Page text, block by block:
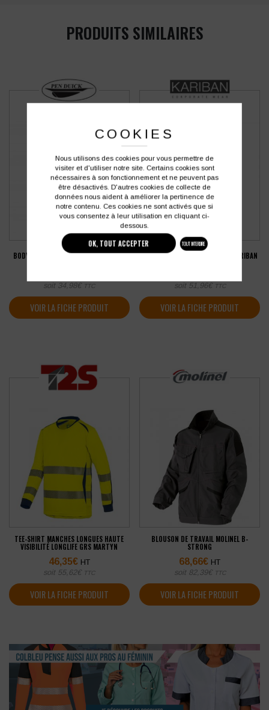
PRODUITS SIMILAIRES
BODYWARMER HOMME PEN DUICK CITY
soit 34,98€ TTC
VOIR LA FICHE PRODUIT
PARKA DOUBLURE MATELASSÉE KARIBAN
soit 51,96€ TTC
VOIR LA FICHE PRODUIT
TEE-SHIRT MANCHES LONGUES HAUTE
VISIBILITÉ LONGLIFE GRS MARTYN
46,35€ HT
soit 55,62€ TTC
VOIR LA FICHE PRODUIT
BLOUSON DE TRAVAIL MOLINEL B-
STRONG
68,66€ HT
soit 82,39€ TTC
VOIR LA FICHE PRODUIT
COOKIES
Nous utilisons des cookies pour vous permettre de
visiter et d'utiliser notre site. Certains cookies sont
nécessaires à son fonctionnement et ne peuvent pas
être désactivés. D'autres cookies de collecte de
données nous aident à améliorer la pertinence de
notre contenu. Ces cookies ne sont activés que si
vous consentez à leur utilisation en cliquant ci-
dessous.
OK, TOUT ACCEPTER TOUT INTERDIRE